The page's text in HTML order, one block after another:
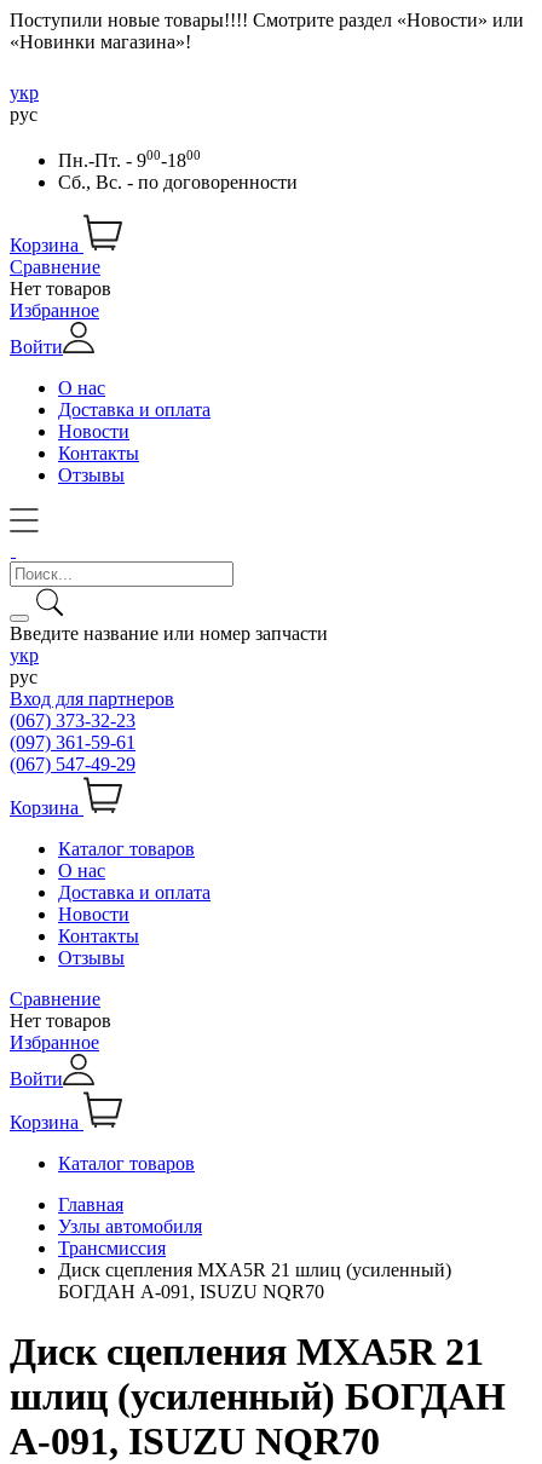
Поступили новые товары!!!! Смотрите раздел «Новости» или
«Новинки магазина»!
укр
рус
Пн.-Пт. - 900-1800
Сб., Вс. - по договоренности
Корзина
Сравнение
Нет товаров
Избранное
Войти
О нас
Доставка и оплата
Новости
Контакты
Отзывы
Введите название или номер запчасти
укр
рус
Вход для партнеров
(067) 373-32-23
(097) 361-59-61
(067) 547-49-29
Корзина
Каталог товаров
О нас
Доставка и оплата
Новости
Контакты
Отзывы
Сравнение
Нет товаров
Избранное
Войти
Корзина
Каталог товаров
Главная
Узлы автомобиля
Трансмиссия
Диск сцепления MXA5R 21 шлиц (усиленный)
БОГДАН А-091, ISUZU NQR70
Диск сцепления MXA5R 21
шлиц (усиленный) БОГДАН
А-091, ISUZU NQR70